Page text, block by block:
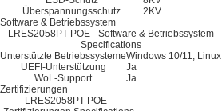
Überspannungsschutz
2KV
Software & Betriebssystem
LRES2058PT-POE - Software & Betriebssystem
Specifications
Unterstützte BetriebssystemeWindows 10/11, Linux
UEFI-Unterstützung
Ja
WoL-Support
Ja
Zertifizierungen
LRES2058PT-POE -